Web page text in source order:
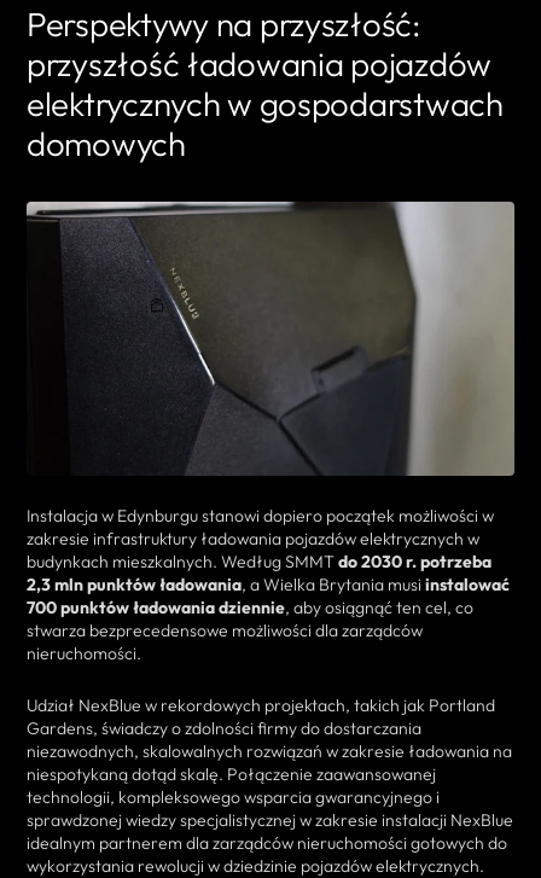
Perspektywy na przyszłość:
przyszłość ładowania pojazdów
elektrycznych w gospodarstwach
domowych
Instalacja w Edynburgu stanowi dopiero początek możliwości w
zakresie infrastruktury ładowania pojazdów elektrycznych w
budynkach mieszkalnych. Według SMMTdo 2030 r. potrzeba
2,3 mln punktów ładowania, a Wielka Brytania musi instalować
700 punktów ładowania dziennie, aby osiągnąć ten cel, co
stwarza bezprecedensowe możliwości dla zarządców
nieruchomości.
Udział NexBlue w rekordowych projektach, takich jak Portland
Gardens, świadczy o zdolności firmy do dostarczania
niezawodnych, skalowalnych rozwiązań w zakresie ładowania na
niespotykaną dotąd skalę. Połączenie zaawansowanej
technologii, kompleksowego wsparcia gwarancyjnego i
sprawdzonej wiedzy specjalistycznej w zakresie instalacji NexBlue
idealnym partnerem dla zarządców nieruchomości gotowych do
wykorzystania rewolucji w dziedzinie pojazdów elektrycznych.